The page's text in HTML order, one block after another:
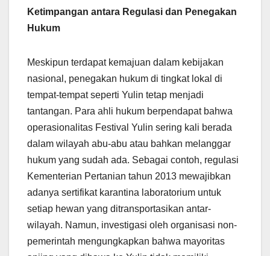
Ketimpangan antara Regulasi dan Penegakan
Hukum
Meskipun terdapat kemajuan dalam kebijakan
nasional, penegakan hukum di tingkat lokal di
tempat-tempat seperti Yulin tetap menjadi
tantangan. Para ahli hukum berpendapat bahwa
operasionalitas Festival Yulin sering kali berada
dalam wilayah abu-abu atau bahkan melanggar
hukum yang sudah ada. Sebagai contoh, regulasi
Kementerian Pertanian tahun 2013 mewajibkan
adanya sertifikat karantina laboratorium untuk
setiap hewan yang ditransportasikan antar-
wilayah. Namun, investigasi oleh organisasi non-
pemerintah mengungkapkan bahwa mayoritas